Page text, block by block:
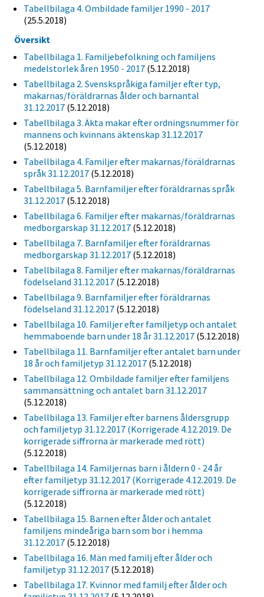
Tabellbilaga 4. Ombildade familjer 1990 - 2017
(25.5.2018)
Översikt
Tabellbilaga 1. Familjebefolkning och familjens
medelstorlek åren 1950 - 2017 (5.12.2018)
Tabellbilaga 2. Svenskspråkiga familjer efter typ,
makarnas/föräldrarnas ålder och barnantal
31.12.2017 (5.12.2018)
Tabellbilaga 3. Äkta makar efter ordningsnummer för
mannens och kvinnans äktenskap 31.12.2017
(5.12.2018)
Tabellbilaga 4. Familjer efter makarnas/föräldrarnas
språk 31.12.2017 (5.12.2018)
Tabellbilaga 5. Barnfamiljer efter föräldrarnas språk
31.12.2017 (5.12.2018)
Tabellbilaga 6. Familjer efter makarnas/föräldrarnas
medborgarskap 31.12.2017 (5.12.2018)
Tabellbilaga 7. Barnfamiljer efter föräldrarnas
medborgarskap 31.12.2017 (5.12.2018)
Tabellbilaga 8. Familjer efter makarnas/föräldrarnas
födelseland 31.12.2017 (5.12.2018)
Tabellbilaga 9. Barnfamiljer efter föräldrarnas
födelseland 31.12.2017 (5.12.2018)
Tabellbilaga 10. Familjer efter familjetyp och antalet
hemmaboende barn under 18 år 31.12.2017 (5.12.2018)
Tabellbilaga 11. Barnfamiljer efter antalet barn under
18 år och familjetyp 31.12.2017 (5.12.2018)
Tabellbilaga 12. Ombildade familjer efter familjens
sammansättning och antalet barn 31.12.2017
(5.12.2018)
Tabellbilaga 13. Familjer efter barnens åldersgrupp
och familjetyp 31.12.2017 (Korrigerade 4.12.2019. De
korrigerade siffrorna är markerade med rött)
(5.12.2018)
Tabellbilaga 14. Familjernas barn i åldern 0 - 24 år
efter familjetyp 31.12.2017 (Korrigerade 4.12.2019. De
korrigerade siffrorna är markerade med rött)
(5.12.2018)
Tabellbilaga 15. Barnen efter ålder och antalet
familjens mindeåriga barn som bor i hemma
31.12.2017 (5.12.2018)
Tabellbilaga 16. Män med familj efter ålder och
familjetyp 31.12.2017 (5.12.2018)
Tabellbilaga 17. Kvinnor med familj efter ålder och